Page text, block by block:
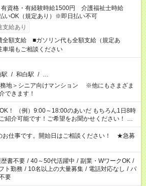
資格・有経験時給1500円 介護福祉士時給
いOK（規定あり）※即日払い不可
支給あり
全額支給 ■ガソリン代も全額支給（規定あ
場もご相談ください
駅 / 和白駅 / …
務地＞シニア向けマンション ※他にもさまざま
できます！
！ （例）9:00～18:00のあいだ もちろん1日8時
紹介可能です！ご希望をお聞かせください！ ★
休みが必要な場合も遠慮なくご相談ください。
以上の勤務が必要です
お仕事です。開始日はご相談ください！ ★急募
歴書不要 / 40～50代活躍中 / 副業・WワークOK /
ト勤務 / 10名以上の大量募集 / 電話対応なし / パ
要